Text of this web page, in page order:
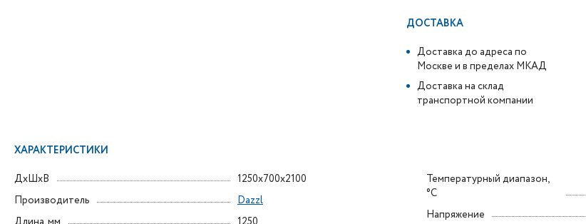
ДОСТАВКА
Доставка до адреса по
Москве и в пределах МКАД
Доставка на склад
транспортной компании
ХАРАКТЕРИСТИКИ
ДxШxВ
1250x700x2100
Производитель
Dazzl
Температурный диапазон,
°C
Напряжение